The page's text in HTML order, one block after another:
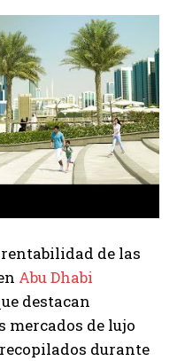
de las
Abu Dhabi
destacan
mercados de lujo
durante